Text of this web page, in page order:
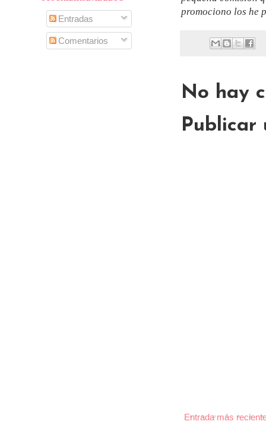
promociono los he
No hay
Publicar
Entrada más
Entradas
Comentarios